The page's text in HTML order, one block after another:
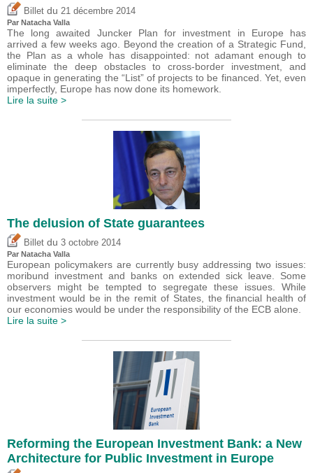
Billet du 21 décembre 2014
Par Natacha Valla
The long awaited Juncker Plan for investment in Europe has
arrived a few weeks ago. Beyond the creation of a Strategic Fund,
the Plan as a whole has disappointed: not adamant enough to
eliminate the deep obstacles to cross-border investment, and
opaque in generating the “List” of projects to be financed. Yet, even
imperfectly, Europe has now done its homework.
Lire la suite >
The delusion of State guarantees
Billet du 3 octobre 2014
Par Natacha Valla
European policymakers are currently busy addressing two issues:
moribund investment and banks on extended sick leave. Some
observers might be tempted to segregate these issues. While
investment would be in the remit of States, the financial health of
our economies would be under the responsibility of the ECB alone.
Lire la suite >
Reforming the European Investment Bank: a New
Architecture for Public Investment in Europe